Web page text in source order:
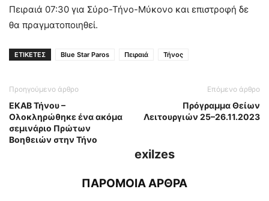
Πειραιά 07:30 για Σύρο-Τήνο-Μύκονο και επιστροφή δε
θα πραγματοποιηθεί.
ΕΤΙΚΕΤΕΣ Blue Star Paros Πειραιά Τήνος
Προηγούμενο άρθρο
ΕΚΑΒ Τήνου –
Ολοκληρώθηκε ένα ακόμα
σεμινάριο Πρώτων
Βοηθειών στην Τήνο
Επόμενο άρθρο
Πρόγραμμα Θείων
Λειτουργιών 25–26.11.2023
exilzes
ΠΑΡΟΜΟΙΑ ΑΡΘΡΑ